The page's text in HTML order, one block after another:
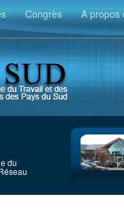
Congrès A propos
du